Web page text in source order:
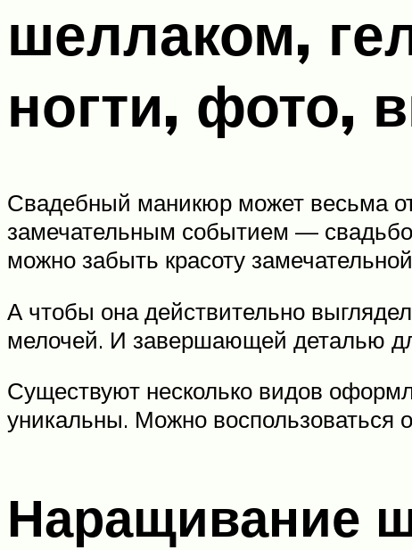
шеллаком,
ногти, фото,
Свадебный маникюр может весьма
замечательным событием —
можно забыть красоту
А чтобы она действительно
мелочей. И завершающей деталью
Существуют несколько видов
уникальны. Можно воспользоваться
Наращивание